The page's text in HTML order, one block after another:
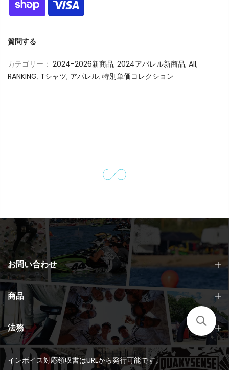
質問する
カテゴリー： 2024-2026新商品, 2024アパレル新商品, All,
RANKING, Tシャツ, アパレル, 特別単価コレクション
お問い合わせ
商品
法務
インボイス対応領収書はURLから発行可能です。